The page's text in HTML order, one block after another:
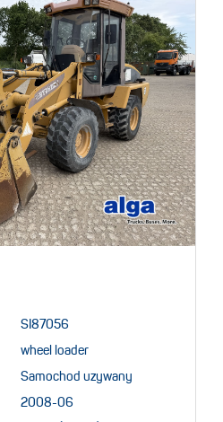
SI87056
wheel loader
Samochod uzywany
2008-06